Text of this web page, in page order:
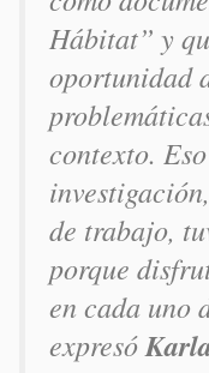
Hábitat” y
oportunidad
contexto.
de trabajo,
porque
en cada uno
expresó